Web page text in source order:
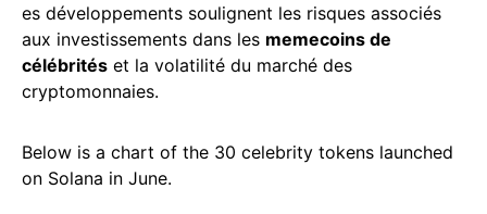
es développements soulignent les risques associés
aux investissements dans les memecoins de
célébrités et la volatilité du marché des
cryptomonnaies.
Below is a chart of the 30 celebrity tokens launched
on Solana in June.